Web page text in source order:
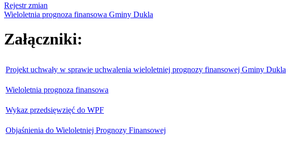
Rejestr zmian
Wieloletnia prognoza finansowa Gminy Dukla
Załączniki:
Projekt uchwały w sprawie uchwalenia wieloletniej prognozy finansowej Gminy Dukla
Wieloletnia prognoza finansowa
Wykaz przedsięwzięć do WPF
Objaśnienia do Wieloletniej Prognozy Finansowej